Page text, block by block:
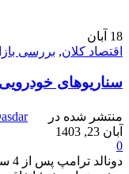
18 آبان
اقتصاد کلان, بررسی
سناریوهای
منتشر شده در
آبان 23, 1403
0